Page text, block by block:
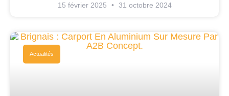
15 février 2025 31 octobre 2024
Actualités